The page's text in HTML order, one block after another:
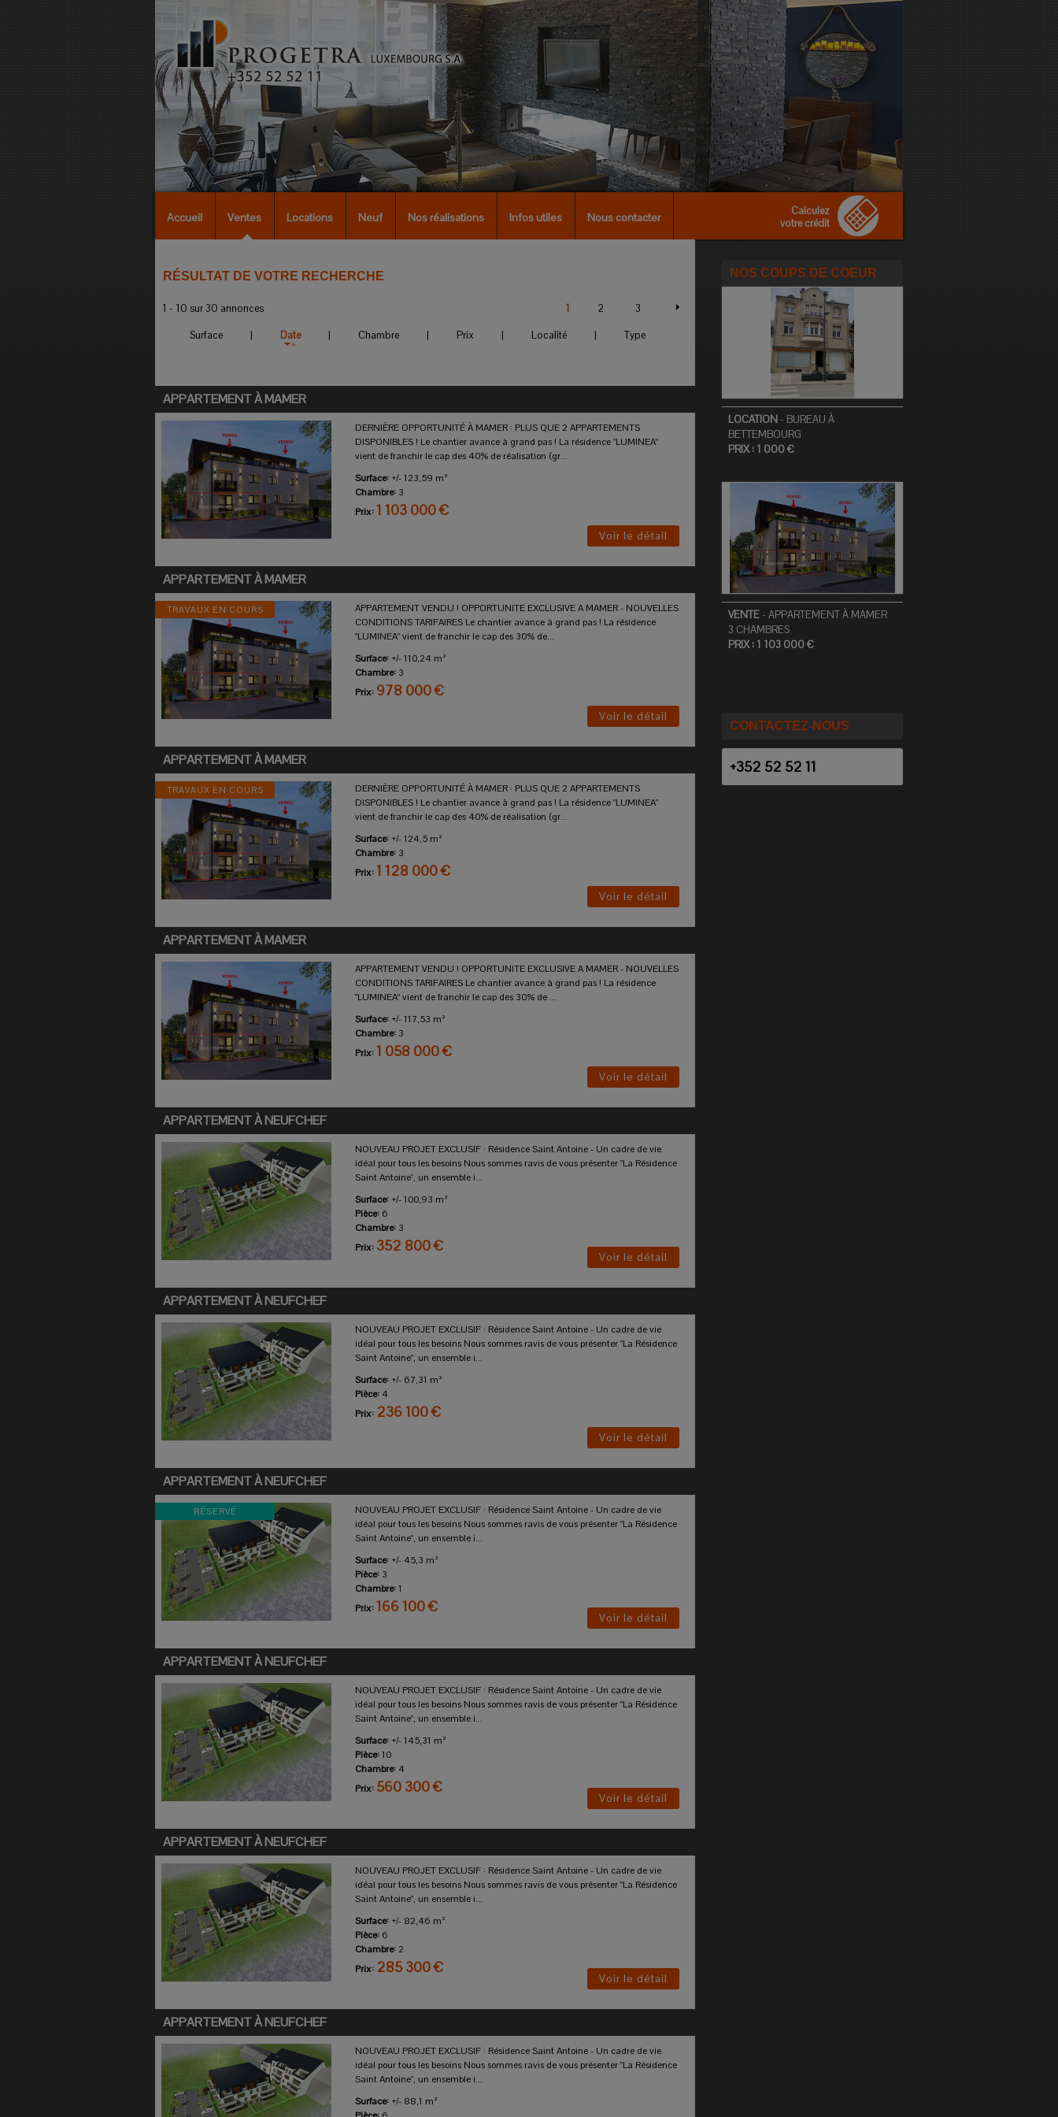
Accueil Ventes Locations Neuf Nos réalisations Infos utiles Nous contacter
Calculez
votre crédit
RÉSULTAT DE VOTRE RECHERCHE
1 - 10 sur 30 annonces 1 2
3
Surface
| Date | Chambre | Prix | Localité | Type
APPARTEMENT ÀMAMER
DERNIÈRE OPPORTUNITÉ À MAMER : PLUS QUE 2 APPARTEMENTS
DISPONIBLES ! Le chantier avance à grand pas ! La résidence "LUMINEA"
vient de franchir le cap des 40% de réalisation (gr...
Surface: +/- 123,59 m²
Chambre: 3
Prix:1 103 000 €
Voir le détail
APPARTEMENT ÀMAMER
TRAVAUX EN COURS
APPARTEMENT VENDU ! OPPORTUNITE EXCLUSIVE A MAMER - NOUVELLES
CONDITIONS TARIFAIRES Le chantier avance à grand pas ! La résidence
"LUMINEA" vient de franchir le cap des 30% de...
Surface: +/- 110,24 m²
Chambre: 3
Prix: 978 000 €
Voir le détail
APPARTEMENT ÀMAMER
TRAVAUX EN COURS
DERNIÈRE OPPORTUNITÉ À MAMER : PLUS QUE 2 APPARTEMENTS
DISPONIBLES ! Le chantier avance à grand pas ! La résidence "LUMINEA"
vient de franchir le cap des 40% de réalisation (gr...
Surface: +/- 124,5 m²
Chambre: 3
Prix:1 128 000 €
Voir le détail
APPARTEMENT ÀMAMER
APPARTEMENT VENDU ! OPPORTUNITE EXCLUSIVE A MAMER - NOUVELLES
CONDITIONS TARIFAIRES Le chantier avance à grand pas ! La résidence
"LUMINEA" vient de franchir le cap des 30% de ...
Surface: +/- 117,53 m²
Chambre: 3
Prix:1 058 000 €
Voir le détail
APPARTEMENT ÀNEUFCHEF
NOUVEAU PROJET EXCLUSIF : Résidence Saint Antoine - Un cadre de vie
idéal pour tous les besoins Nous sommes ravis de vous présenter "La Résidence
Saint Antoine", un ensemble i...
Surface: +/- 100,93 m²
Pièce: 6
Chambre: 3
Prix: 352 800 €
Voir le détail
APPARTEMENT ÀNEUFCHEF
NOUVEAU PROJET EXCLUSIF : Résidence Saint Antoine - Un cadre de vie
idéal pour tous les besoins Nous sommes ravis de vous présenter "La Résidence
Saint Antoine", un ensemble i...
Surface: +/- 67,31 m²
Pièce: 4
Prix: 236 100 €
Voir le détail
APPARTEMENT ÀNEUFCHEF
RÉSERVÉ
NOUVEAU PROJET EXCLUSIF : Résidence Saint Antoine - Un cadre de vie
idéal pour tous les besoins Nous sommes ravis de vous présenter "La Résidence
Saint Antoine", un ensemble i...
Surface: +/- 45,3 m²
Pièce: 3
Chambre:1
Prix:166 100 €
Voir le détail
APPARTEMENT ÀNEUFCHEF
NOUVEAU PROJET EXCLUSIF : Résidence Saint Antoine - Un cadre de vie
idéal pour tous les besoins Nous sommes ravis de vous présenter "La Résidence
Saint Antoine", un ensemble i...
Surface: +/- 145,31 m²
Pièce:10
Chambre: 4
Prix: 560 300 €
Voir le détail
APPARTEMENT ÀNEUFCHEF
NOUVEAU PROJET EXCLUSIF : Résidence Saint Antoine - Un cadre de vie
idéal pour tous les besoins Nous sommes ravis de vous présenter "La Résidence
Saint Antoine", un ensemble i...
Surface: +/- 82,46 m²
Pièce: 6
Chambre: 2
Prix: 285 300 €
Voir le détail
APPARTEMENT ÀNEUFCHEF
NOUVEAU PROJET EXCLUSIF : Résidence Saint Antoine - Un cadre de vie
idéal pour tous les besoins Nous sommes ravis de vous présenter "La Résidence
Saint Antoine", un ensemble i...
Surface: +/- 88,1 m²
NOS COUPS DE COEUR
LOCATION - BUREAU À
BETTEMBOURG
PRIX : 1 000 €
VENTE- APPARTEMENTÀ MAMER
3 CHAMBRES
PRIX : 1 103 000 €
CONTACTEZ-NOUS
+352 52 52 11